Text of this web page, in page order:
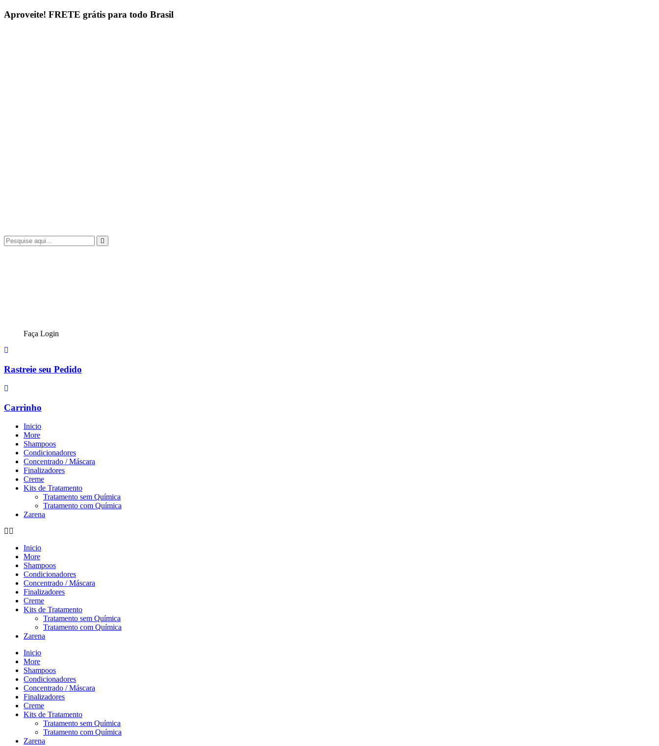
Ir
para
Aproveite! FRETE grátis para todo Brasil
Faça Login
Rastreie seu Pedido
Carrinho
Inicio
More
Shampoos
Condicionadores
Concentrado / Máscara
Finalizadores
Creme
Kits de Tratamento
Tratamento sem Química
Tratamento com Química
Zarena
Inicio
More
Shampoos
Condicionadores
Concentrado / Máscara
Finalizadores
Creme
Kits de Tratamento
Tratamento sem Química
Tratamento com Química
Zarena
Inicio
More
Shampoos
Condicionadores
Concentrado / Máscara
Finalizadores
Creme
Kits de Tratamento
Tratamento sem Química
Tratamento com Química
Zarena